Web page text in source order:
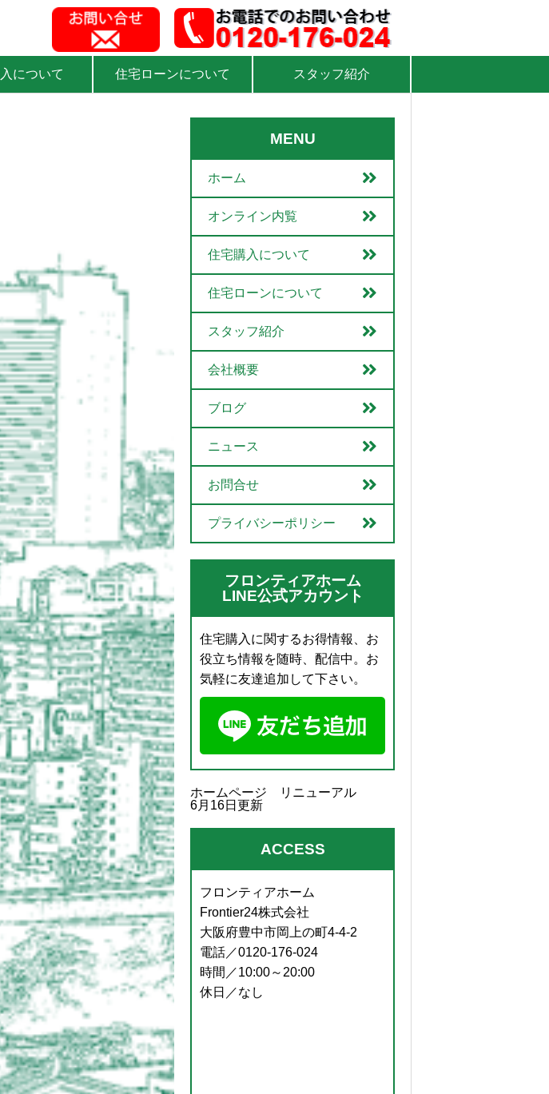
について 住宅ローンについて スタッフ紹介
MENU
ホーム
オンライン内覧
住宅購入について
住宅ローンについて
スタッフ紹介
会社概要
ブログ
ニュース
お問合せ
プライバシーポリシー
フロンティアホーム
LINE公式アカウント
住宅購入に関するお得情報、お
役立ち情報を随時、配信中。お
気軽に友達追加して下さい。
ホームページ リニューアル
6月16日更新
ACCESS
フロンティアホーム
Frontier24株式会社
大阪府豊中市岡上の町4-4-2
電話／0120-176-024
時間／10:00～20:00
休日／なし